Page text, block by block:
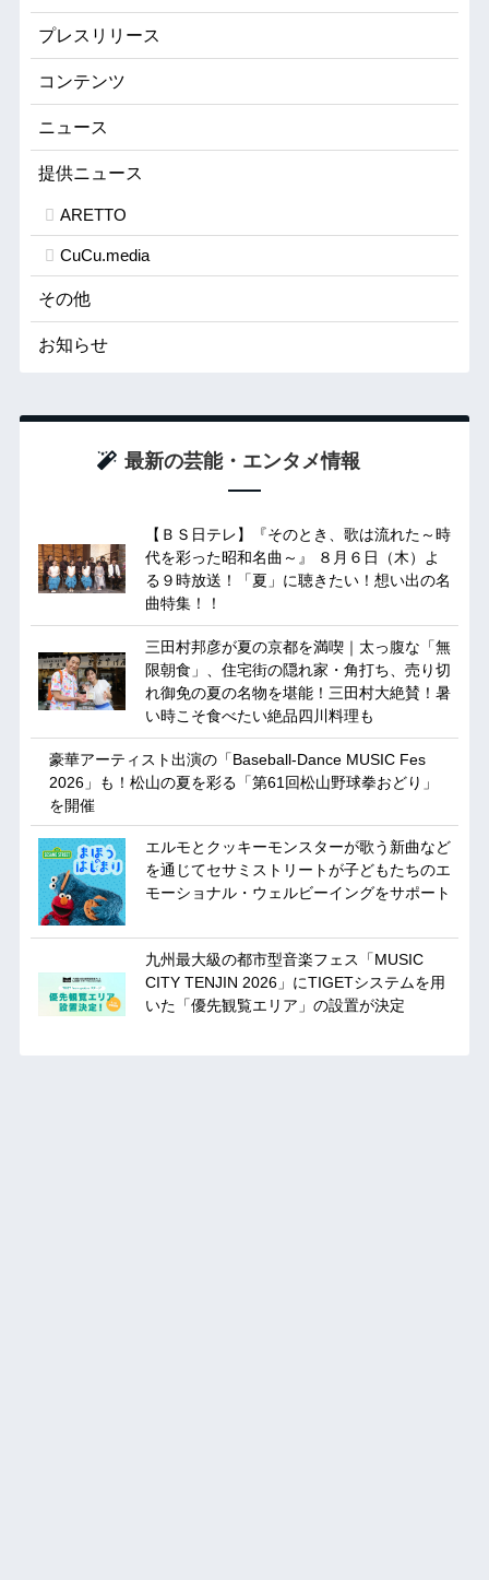
プレスリリース
コンテンツ
ニュース
提供ニュース
ARETTO
CuCu.media
その他
お知らせ
最新の芸能・エンタメ情報
【ＢＳ日テレ】『そのとき、歌は流れた～時
代を彩った昭和名曲～』 ８月６日（木）よ
る９時放送！「夏」に聴きたい！想い出の名
曲特集！！
三田村邦彦が夏の京都を満喫｜太っ腹な「無
限朝食」、住宅街の隠れ家・角打ち、売り切
れ御免の夏の名物を堪能！三田村大絶賛！暑
い時こそ食べたい絶品四川料理も
豪華アーティスト出演の「Baseball-Dance MUSIC Fes
2026」も！松山の夏を彩る「第61回松山野球拳おどり」
を開催
エルモとクッキーモンスターが歌う新曲など
を通じてセサミストリートが子どもたちのエ
モーショナル・ウェルビーイングをサポート
九州最大級の都市型音楽フェス「MUSIC
CITY TENJIN 2026」にTIGETシステムを用
いた「優先観覧エリア」の設置が決定